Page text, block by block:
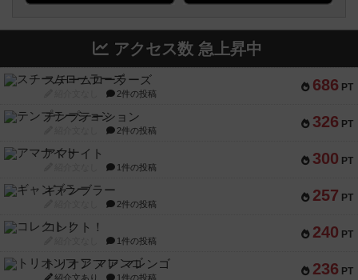
アクセス数 急上昇中
686 PT
スチームローラーズ
2件の投稿
326 PT
テンプテーション
2件の投稿
300 PT
アマナイト
1件の投稿
257 PT
ギャンブラー
2件の投稿
240 PT
コレクト！
1件の投稿
236 PT
トリオンフ ア マレンゴ
紹介文あり 1件の投稿